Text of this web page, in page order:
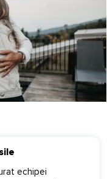
echipei